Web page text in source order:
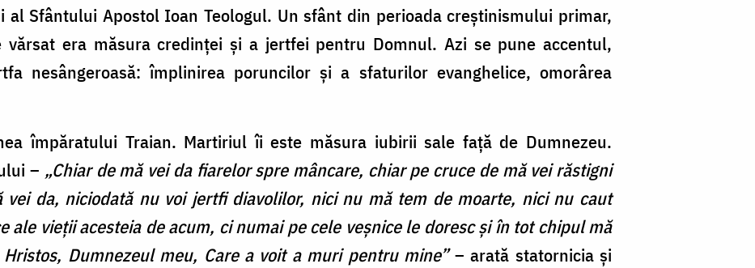
al Sfântului Apostol Ioan Teologul. Un sfânt din perioada creștinismului primar,
vărsat era măsura credinței și a jertfei pentru Domnul. Azi se pune accentul,
nesângeroasă: împlinirea poruncilor și a sfaturilor evanghelice, omorârea
împăratului Traian. Martiriul îi este măsura iubirii sale față de Dumnezeu.
– „Chiar de mă vei da fiarelor spre mâncare, chiar pe cruce de mă vei răstigni
da, niciodată nu voi jertfi diavolilor, nici nu mă tem de moarte, nici nu caut
ale vieții acesteia de acum, ci numai pe cele veșnice le doresc și în tot chipul mă
Dumnezeul meu, Care a voit a muri pentru mine”– arată statornicia și